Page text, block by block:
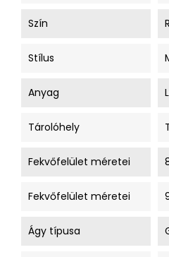
Szín
Stílus
Anyag
Tárolóhely
Fekvőfelület méretei
Fekvőfelület méretei
Ágy típusa